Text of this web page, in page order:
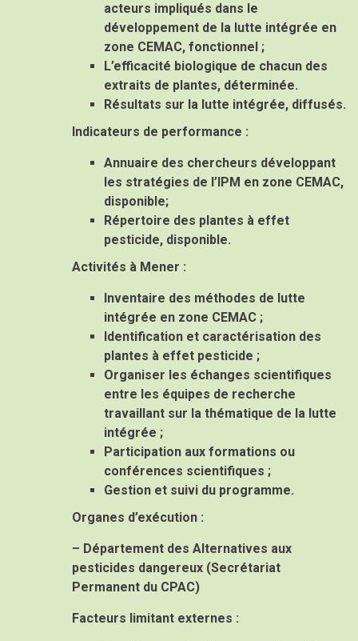
acteurs impliqués dans le
développement de la lutte intégrée en
zone CEMAC, fonctionnel ;
L’efficacité biologique de chacun des
extraits de plantes, déterminée.
Résultats sur la lutte intégrée, diffusés.
Indicateurs de performance :
Annuaire des chercheurs développant
les stratégies de l’IPM en zone CEMAC,
disponible;
Répertoire des plantes à effet
pesticide, disponible.
Activités à Mener :
Inventaire des méthodes de lutte
intégrée en zone CEMAC ;
Identification et caractérisation des
plantes à effet pesticide ;
Organiser les échanges scientifiques
entre les équipes de recherche
travaillant sur la thématique de la lutte
intégrée ;
Participation aux formations ou
conférences scientifiques ;
Gestion et suivi du programme.
Organes d’exécution :
– Département des Alternatives aux
pesticides dangereux (Secrétariat
Permanent du CPAC)
Facteurs limitant externes :